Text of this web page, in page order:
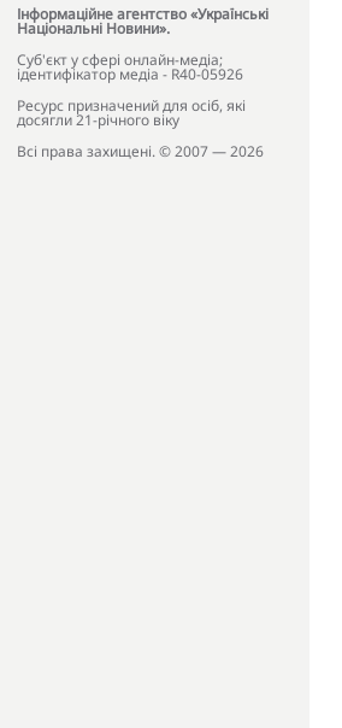
Інформаційне агентство «Українські
Національні Новини».
Cуб'єкт у сфері онлайн-медіа;
ідентифікатор медіа - R40-05926
Ресурс призначений для осіб, які
досягли 21-річного віку
Всі права захищені. © 2007 — 2026